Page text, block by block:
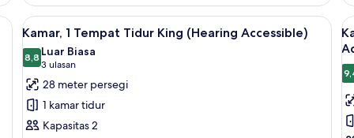
Beberapa
Tempat
Tidur
(Mobility
Accessible,
Tub)
dan tirai kedap cahaya
Lihat
semua
foto
untuk
Kamar,
Tempat
Meja kerja, ruang kerja ramah laptop,
5
Kamar, 1 Tempat Tidur King (Hearing Accessible)
8,88,8 dari 10
Luar Biasa
3 ulasan
(3
ulasan)
28 meter persegi
1 kamar tidur
Kapasitas 2
2